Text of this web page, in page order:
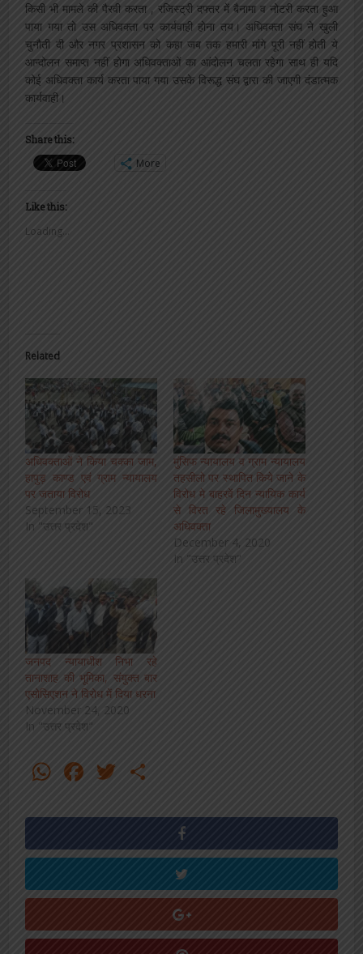
किसी भी मामले की पैरवी करता , रजिस्ट्री दफ्तर में बैनामा व नोटरी करता हुआ
पाया गया तो उस अधिवक्ता पर कार्यवाही होना तय। अधिवक्ता संघ ने खुली
चुनौती दी और नगर प्रशासन को कहा जब तक हमारी मांगे पूरी नहीं होती ये
आन्दोलन समाप्त नहीं होगा अधिवक्ताओं का आंदोलन चलता रहेगा साथ ही यदि
कोई अधिवक्ता कार्य करता पाया गया उसके विरूद्ध संघ द्वारा की जाएगी दंडात्मक
कार्यवाही।
Share this:
More
Like this:
Loading...
Related
अधिवक्ताओं ने किया चक्का जाम,
हापुड़ काण्ड एवं ग्राम न्यायालय
पर जताया विरोध
September 15, 2023
In "उत्तर प्रदेश"
मुंसिफ न्यायालय व ग्राम न्यायालय
तहसीलो पर स्थापित किये जाने के
विरोध मे बाहरवें दिन न्यायिक कार्य
से विरत रहे जिलामुख्यालय के
अधिवक्ता
December 4, 2020
In "उत्तर प्रदेश"
जनपद न्यायाधीश निभा रहे
तानाशाह की भूमिका, संयुक्त बार
एसोसिएशन ने विरोध में दिया धरना
November 24, 2020
In "उत्तर प्रदेश"
WhatsApp
Facebook
Twitter